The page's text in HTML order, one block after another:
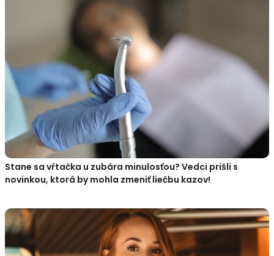
Stane sa vŕtačka u zubára minulosťou? Vedci prišli s
novinkou, ktorá by mohla zmeniť liečbu kazov!